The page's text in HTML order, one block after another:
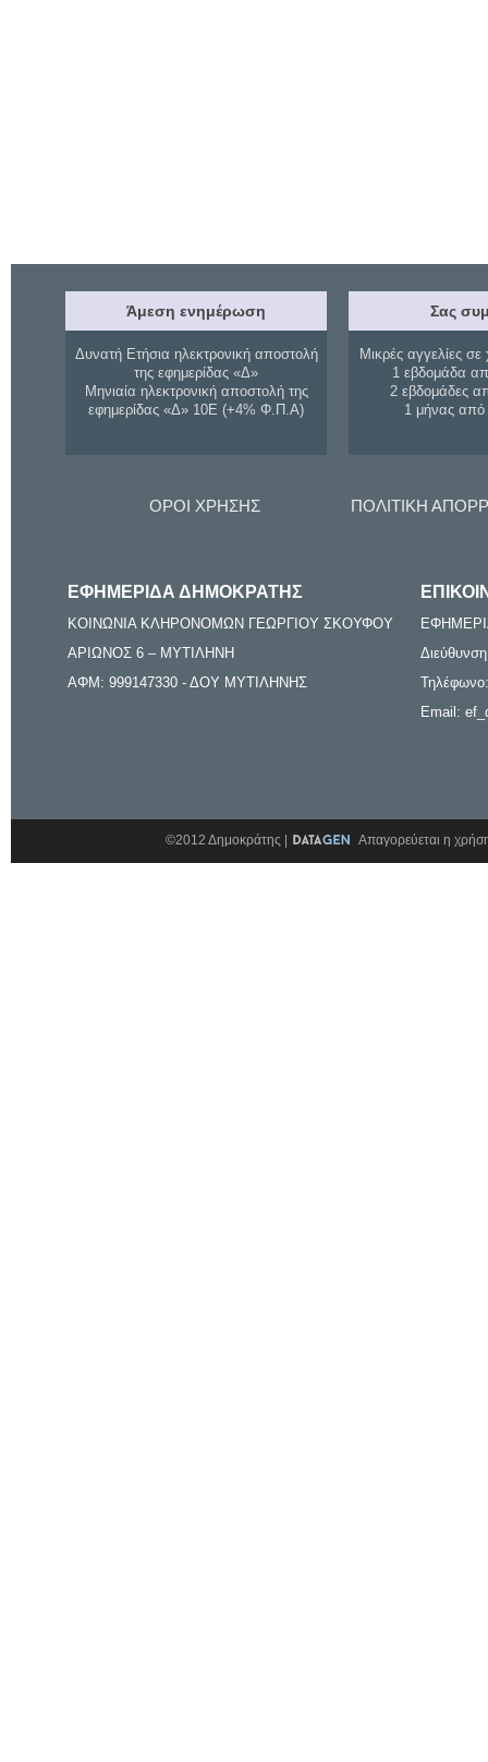
Άμεση ενημέρωση
Δυνατή Ετήσια ηλεκτρονική αποστολή
της εφημερίδας «Δ»
Μηνιαία ηλεκτρονική αποστολή της
εφημερίδας «Δ» 10Ε (+4% Φ.Π.Α)
Σας
Μικρές αγγελίες σε
1 εβδομάδα
2 εβδομάδες
1 μήνας
ΟΡΟΙ ΧΡΗΣΗΣ ΠΟΛΙΤΙΚΗ
ΕΦΗΜΕΡΙΔΑ ΔΗΜΟΚΡΑΤΗΣ
ΚΟΙΝΩΝΙΑ ΚΛΗΡΟΝΟΜΩΝ ΓΕΩΡΓΙΟΥ ΣΚΟΥΦΟΥ
ΑΡΙΩΝΟΣ 6 – ΜΥΤΙΛΗΝΗ
ΑΦΜ: 999147330 - ΔΟΥ ΜΥΤΙΛΗΝΗΣ
Email:
©2012 Δημοκράτης | Απαγορεύεται η